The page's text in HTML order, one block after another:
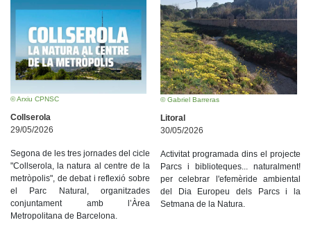
© Arxiu CPNSC
Collserola
29/05/2026
Segona de les tres jornades del cicle
"Collserola, la natura al centre de la
metròpolis", de debat i reflexió sobre
el Parc Natural, organitzades
conjuntament amb l’Àrea
Metropolitana de Barcelona.
© Gabriel Barreras
Litoral
30/05/2026
Activitat programada dins el projecte
Parcs i biblioteques... naturalment!
per celebrar l'efemèride ambiental
del Dia Europeu dels Parcs i la
Setmana de la Natura.